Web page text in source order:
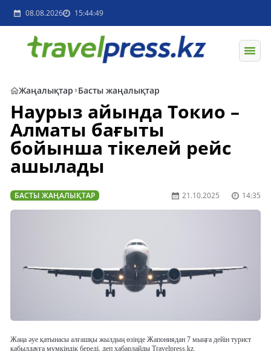
08.08.2026 15:44:49
Жаңалықтар Басты жаңалықтар
Наурыз айында Токио –
Алматы бағыты
бойынша тікелей рейс
ашылады
БАСТЫ ЖАҢАЛЫҚТАР 21.10.2025 14:35
Жаңа әуе қатынасы алғашқы жылдың өзінде Жапониядан 7 мыңға дейін турист
қабылдауға мүмкіндік береді, деп хабарлайды Travelpress.kz.